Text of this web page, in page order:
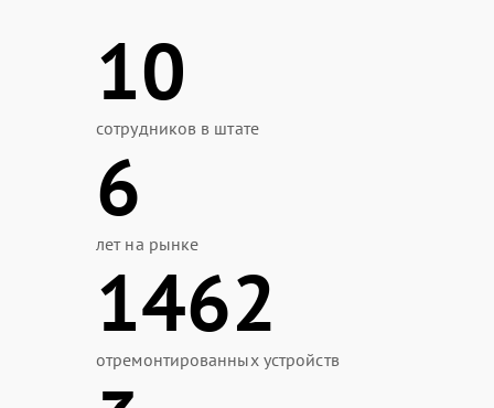
10
сотрудников в штате
6
лет на рынке
1462
отремонтированных устройств